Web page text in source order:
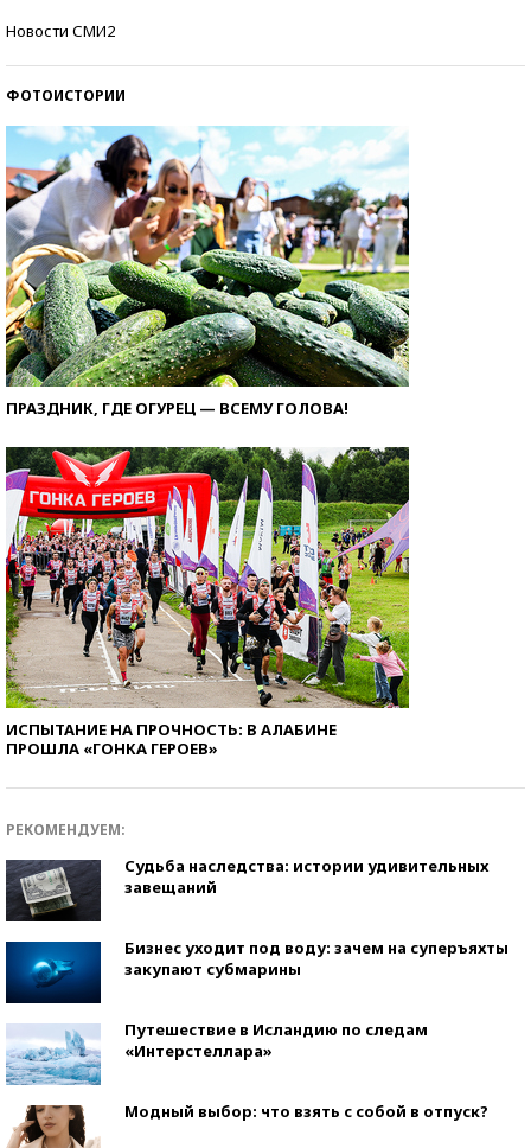
Новости СМИ2
ФОТОИСТОРИИ
ПРАЗДНИК, ГДЕ ОГУРЕЦ — ВСЕМУ ГОЛОВА!
ИСПЫТАНИЕ НА ПРОЧНОСТЬ: В АЛАБИНЕ
ПРОШЛА «ГОНКА ГЕРОЕВ»
РЕКОМЕНДУЕМ:
Судьба наследства: истории удивительных
завещаний
Бизнес уходит под воду: зачем на суперъяхты
закупают субмарины
Путешествие в Исландию по следам
«Интерстеллара»
Модный выбор: что взять с собой в отпуск?